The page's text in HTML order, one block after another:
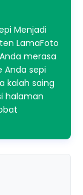
Menjadi
LamaFoto
merasa
Anda sepi
kalah saing
halaman